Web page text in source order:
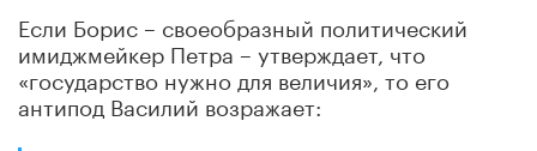
Если Борис – своеобразный политический
имиджмейкер Петра – утверждает, что
«государство нужно для величия», то его
антипод Василий возражает: